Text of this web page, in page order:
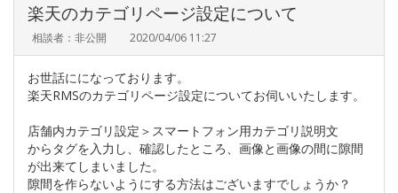
楽天のカテゴリページ設定について
相談者：非公開 2020/04/06 11:27
お世話にになっております。
楽天RMSのカテゴリページ設定についてお伺いいたします。
店舗内カテゴリ設定＞スマートフォン用カテゴリ説明文
からタグを入力し、確認したところ、画像と画像の間に隙間
が出来てしまいました。
隙間を作らないようにする方法はございますでしょうか？